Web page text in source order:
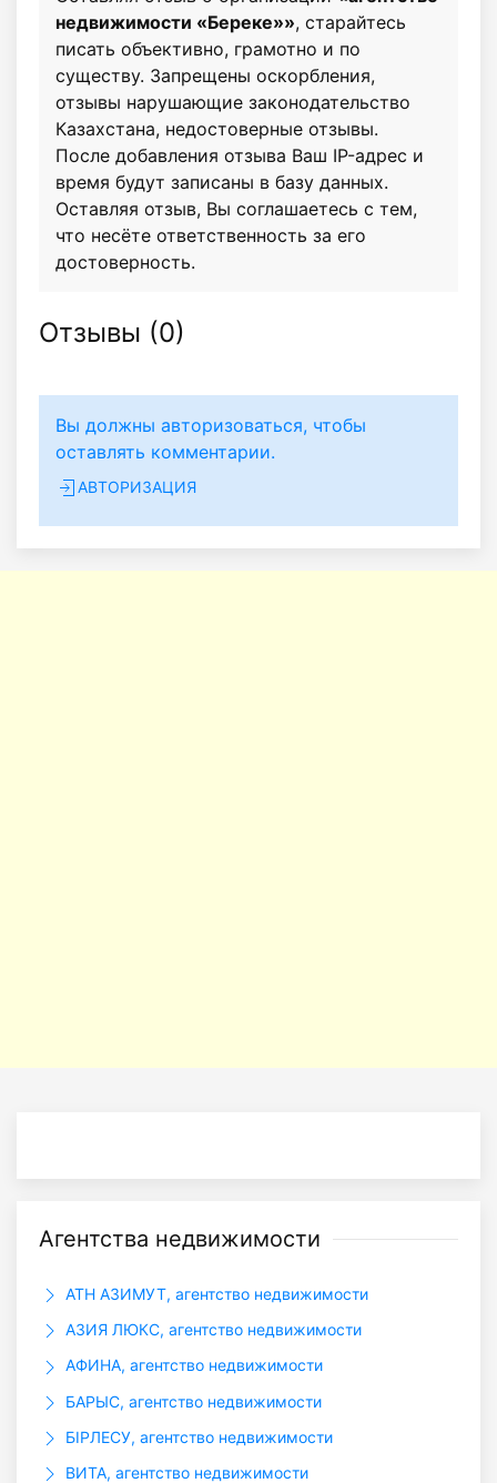
недвижимости «Береке»», старайтесь
писать объективно, грамотно и по
существу. Запрещены оскорбления,
отзывы нарушающие законодательство
Казахстана, недостоверные отзывы.
После добавления отзыва Ваш IP-адрес и
время будут записаны в базу данных.
Оставляя отзыв, Вы соглашаетесь с тем,
что несёте ответственность за его
достоверность.
Отзывы (0)
Вы должны авторизоваться, чтобы
оставлять комментарии.
АВТОРИЗАЦИЯ
Агентства недвижимости
АТН АЗИМУТ, агентство недвижимости
АЗИЯ ЛЮКС, агентство недвижимости
АФИНА, агентство недвижимости
БАРЫС, агентство недвижимости
БIРЛЕСУ, агентство недвижимости
ВИТА, агентство недвижимости